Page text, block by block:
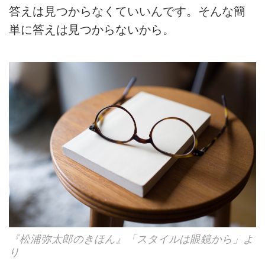
答えは見つからなくていいんです。そんな簡
単に答えは見つからないから。
『松浦弥太郎のきほん』「スタイルは眼鏡から」よ
り